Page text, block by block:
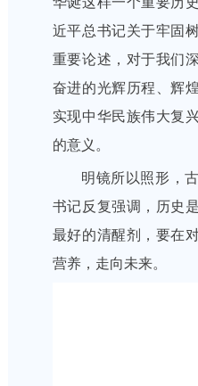
近平总书记关于牢固
重要论述，对于我们
奋进的光辉历程、辉
实现中华民族伟大复
的意义。
明镜所以照形，
书记反复强调，历史
最好的清醒剂，要在
营养，走向未来。